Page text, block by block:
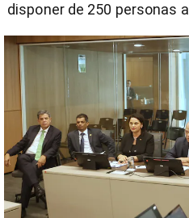
disponer de 250 personas